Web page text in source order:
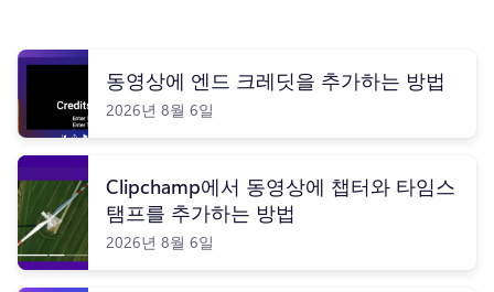
동영상에 엔드 크레딧을 추가하는 방법
2026년 8월 6일
Clipchamp에서 동영상에 챕터와 타임스
탬프를 추가하는 방법
2026년 8월 6일